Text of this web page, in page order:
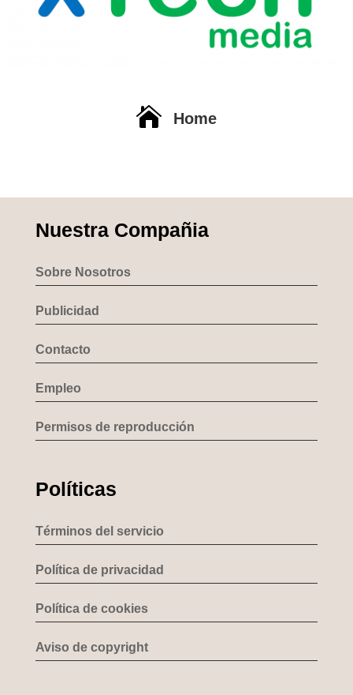
 Home
Nuestra Compañia
Sobre Nosotros
Publicidad
Contacto
Empleo
Permisos de reproducción
Políticas
Términos del servicio
Política de privacidad
Política de cookies
Aviso de copyright